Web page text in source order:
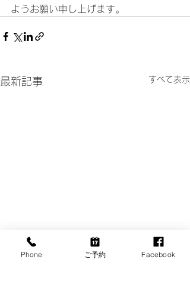
ようお願い申し上げます。
最新記事 すべて表示
Phone ご予約 Facebook